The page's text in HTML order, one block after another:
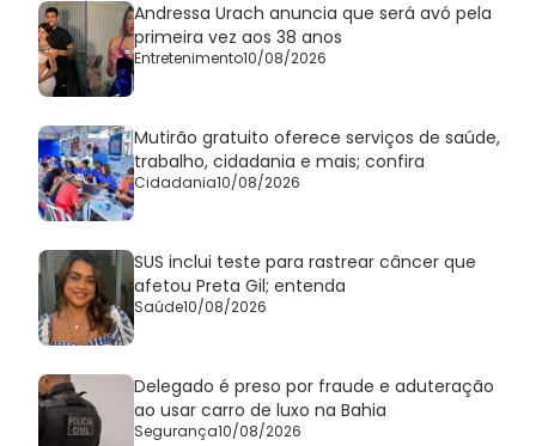
Andressa Urach anuncia que será avó pela
primeira vez aos 38 anos
Entretenimento10/08/2026
Mutirão gratuito oferece serviços de saúde,
trabalho, cidadania e mais; confira
Cidadania10/08/2026
SUS inclui teste para rastrear câncer que
afetou Preta Gil; entenda
Saúde10/08/2026
Delegado é preso por fraude e aduteração
ao usar carro de luxo na Bahia
Segurança10/08/2026